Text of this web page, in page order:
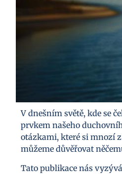
V dnešním světě, kde se
prvkem našeho
otázkami, které si mnozí
můžeme důvěřovat
Tato publikace nás